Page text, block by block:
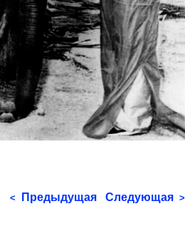
< Предыдущая Следующая >